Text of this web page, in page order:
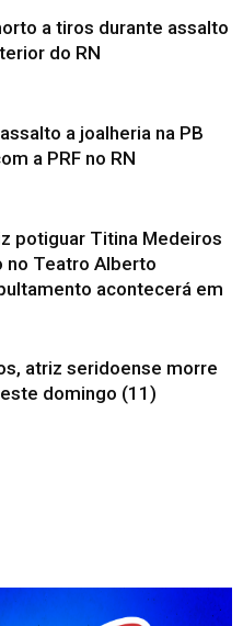
a tiros durante assalto
do RN
a joalheria na PB
a PRF no RN
potiguar Titina Medeiros
no Teatro Alberto
acontecerá em
atriz seridoense morre
domingo (11)